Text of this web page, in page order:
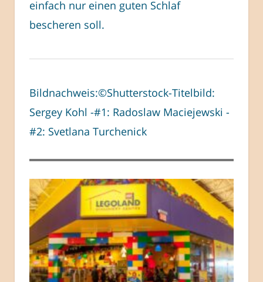
einfach nur einen guten Schlaf
bescheren soll.
Bildnachweis:©Shutterstock-Titelbild:
Sergey Kohl -#1: Radoslaw Maciejewski -
#2: Svetlana Turchenick